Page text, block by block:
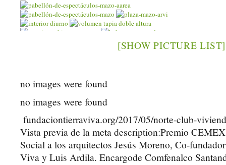
[SHOW PICTURE LIST]
no images were found
no images were found
fundaciontierraviva.org/2017/05/norte-club-
Vista previa de la meta description:Premio
Social a los arquitectos Jesús Moreno, Co-
Viva y Luis Ardila. Encargode Comfenalco